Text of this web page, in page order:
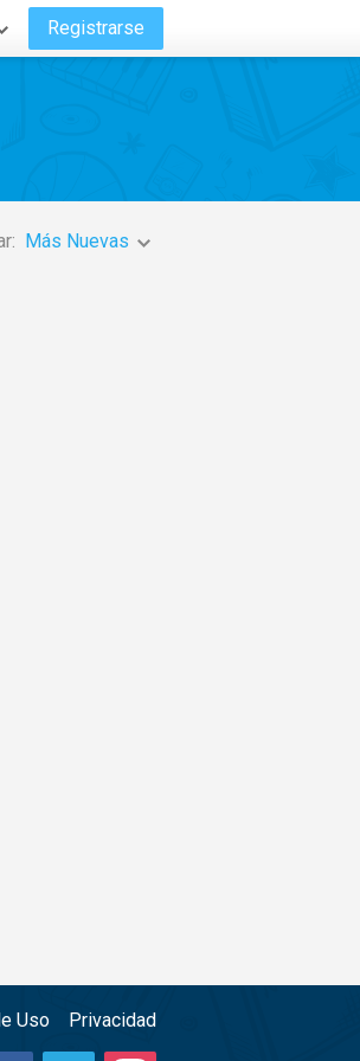
Registrarse
Más Nuevas
Uso Privacidad